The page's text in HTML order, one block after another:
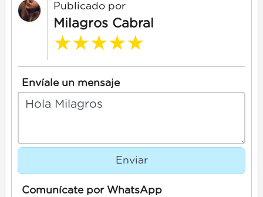
Publicado por
Milagros Cabral
★★★★★
Envíale un mensaje
Enviar
Comunícate por WhatsApp